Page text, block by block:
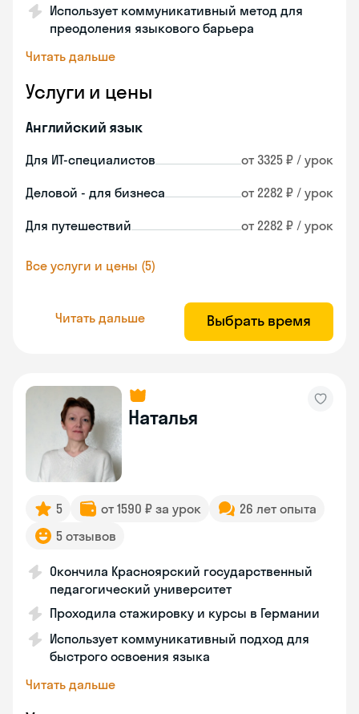
Использует коммуникативный метод для
преодоления языкового барьера
Читать дальше
Услуги и цены
Английский язык
Для ИТ-специалистов от 3325 ₽ / урок
Деловой - для бизнеса от 2282 ₽ / урок
Для путешествий от 2282 ₽ / урок
Все услуги и цены (5)
Читать дальше Выбрать время
Наталья
5 от 1590 ₽ за урок
26 лет опыта
5 отзывов
Окончила Красноярский государственный
педагогический университет
Проходила стажировку и курсы в Германии
Использует коммуникативный подход для
быстрого освоения языка
Читать дальше